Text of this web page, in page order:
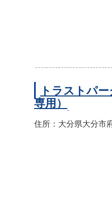
トラストパ
専用）
住所：大分県大分市